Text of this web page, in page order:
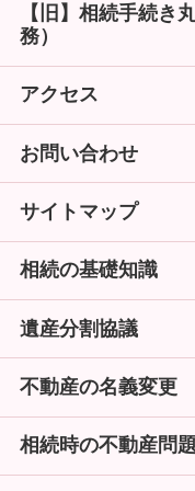
【旧】相続手続き
務）
アクセス
お問い合わせ
サイトマップ
相続の基礎知識
遺産分割協議
不動産の名義変更
相続時の不動産問題